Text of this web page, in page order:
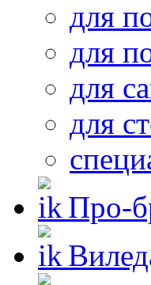
для
для
для
для
Про-